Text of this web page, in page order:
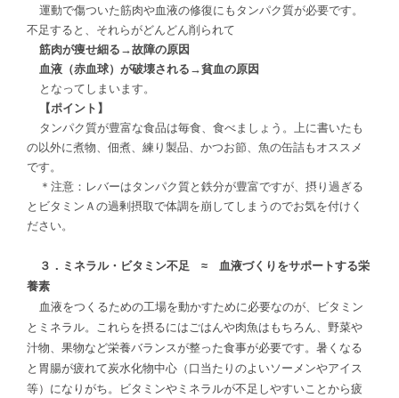
運動で傷ついた筋肉や血液の修復にもタンパク質が必要です。
不足すると、それらがどんどん削られて
筋肉が痩せ細る→故障の原因
血液（赤血球）が破壊される→貧血の原因
となってしまいます。
【ポイント】
タンパク質が豊富な食品は毎食、食べましょう。上に書いたも
の以外に煮物、佃煮、練り製品、かつお節、魚の缶詰もオススメ
です。
＊注意：レバーはタンパク質と鉄分が豊富ですが、摂り過ぎる
とビタミンＡの過剰摂取で体調を崩してしまうのでお気を付けく
ださい。
３．ミネラル・ビタミン不足 ≈ 血液づくりをサポートする栄
養素
血液をつくるための工場を動かすために必要なのが、ビタミン
とミネラル。これらを摂るにはごはんや肉魚はもちろん、野菜や
汁物、果物など栄養バランスが整った食事が必要です。暑くなる
と胃腸が疲れて炭水化物中心（口当たりのよいソーメンやアイス
等）になりがち。ビタミンやミネラルが不足しやすいことから疲